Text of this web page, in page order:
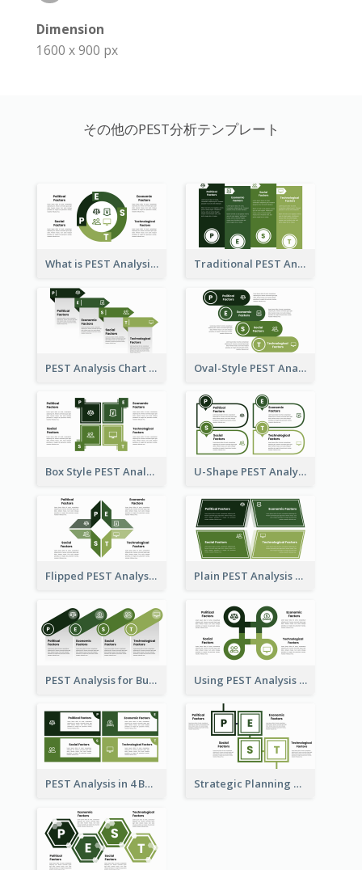
Dimension
1600 x 900 px
その他のPEST分析テンプレート
What is PEST Analysis? Customizable PEST Template Traditional PEST Analysis Template
PEST Analysis Chart in Arrow Style Oval-Style PEST Analysis Diagram
Box Style PEST Analysis Template U-Shape PEST Analysis Chart
Flipped PEST Analysis Framework Template Plain PEST Analysis Template
PEST Analysis for Business Presentation Using PEST Analysis for Business
PEST Analysis in 4 Boxes Strategic Planning with PEST Analysis Template